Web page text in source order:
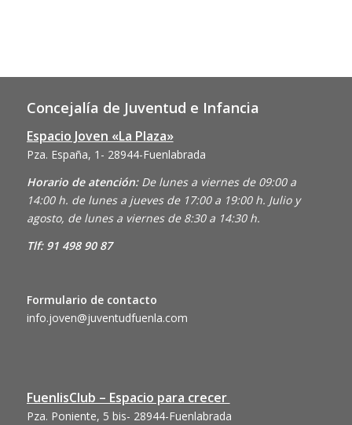
Concejalía de Juventud e Infancia
Espacio Joven «La Plaza»
Pza. España, 1- 28944-Fuenlabrada
Horario de atención: De lunes a viernes de 09:00 a
14:00 h. de lunes a jueves de 17:00 a 19:00 h. Julio y
agosto, de lunes a viernes de 8:30 a 14:30 h.
Tlf: 91 498 90 87
Formulario de contacto
info.joven@juventudfuenla.com
FuenlisClub – Espacio para crecer
Pza. Poniente, 5 bis- 28944-Fuenlabrada